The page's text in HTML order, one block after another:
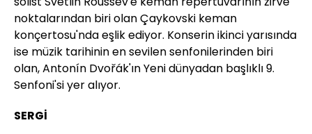
noktalarından biri olan Çaykovski keman
konçertosu'nda eşlik ediyor. Konserin ikinci yarısında
ise müzik tarihinin en sevilen senfonilerinden biri
olan, Antonín Dvořák'ın Yeni dünyadan başlıklı 9.
Senfoni'si yer alıyor.
SERGİ